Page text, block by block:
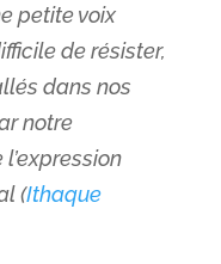
petite voix
de résister,
dans nos
notre
(Ithaque